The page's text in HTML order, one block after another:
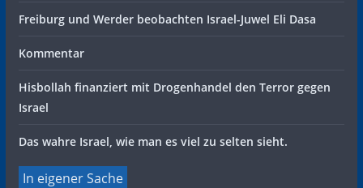
Freiburg und Werder beobachten Israel-Juwel Eli Dasa
Kommentar
Hisbollah finanziert mit Drogenhandel den Terror gegen
Israel
Das wahre Israel, wie man es viel zu selten sieht.
In eigener Sache